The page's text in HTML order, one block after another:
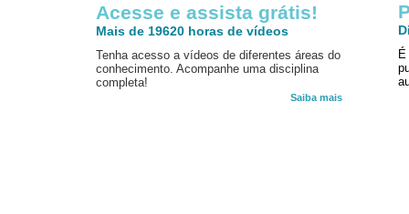
Acesse e assista grátis!
Mais de 19620 horas de vídeos
Tenha acesso a vídeos de diferentes áreas do
conhecimento. Acompanhe uma disciplina
completa!
Saiba mais